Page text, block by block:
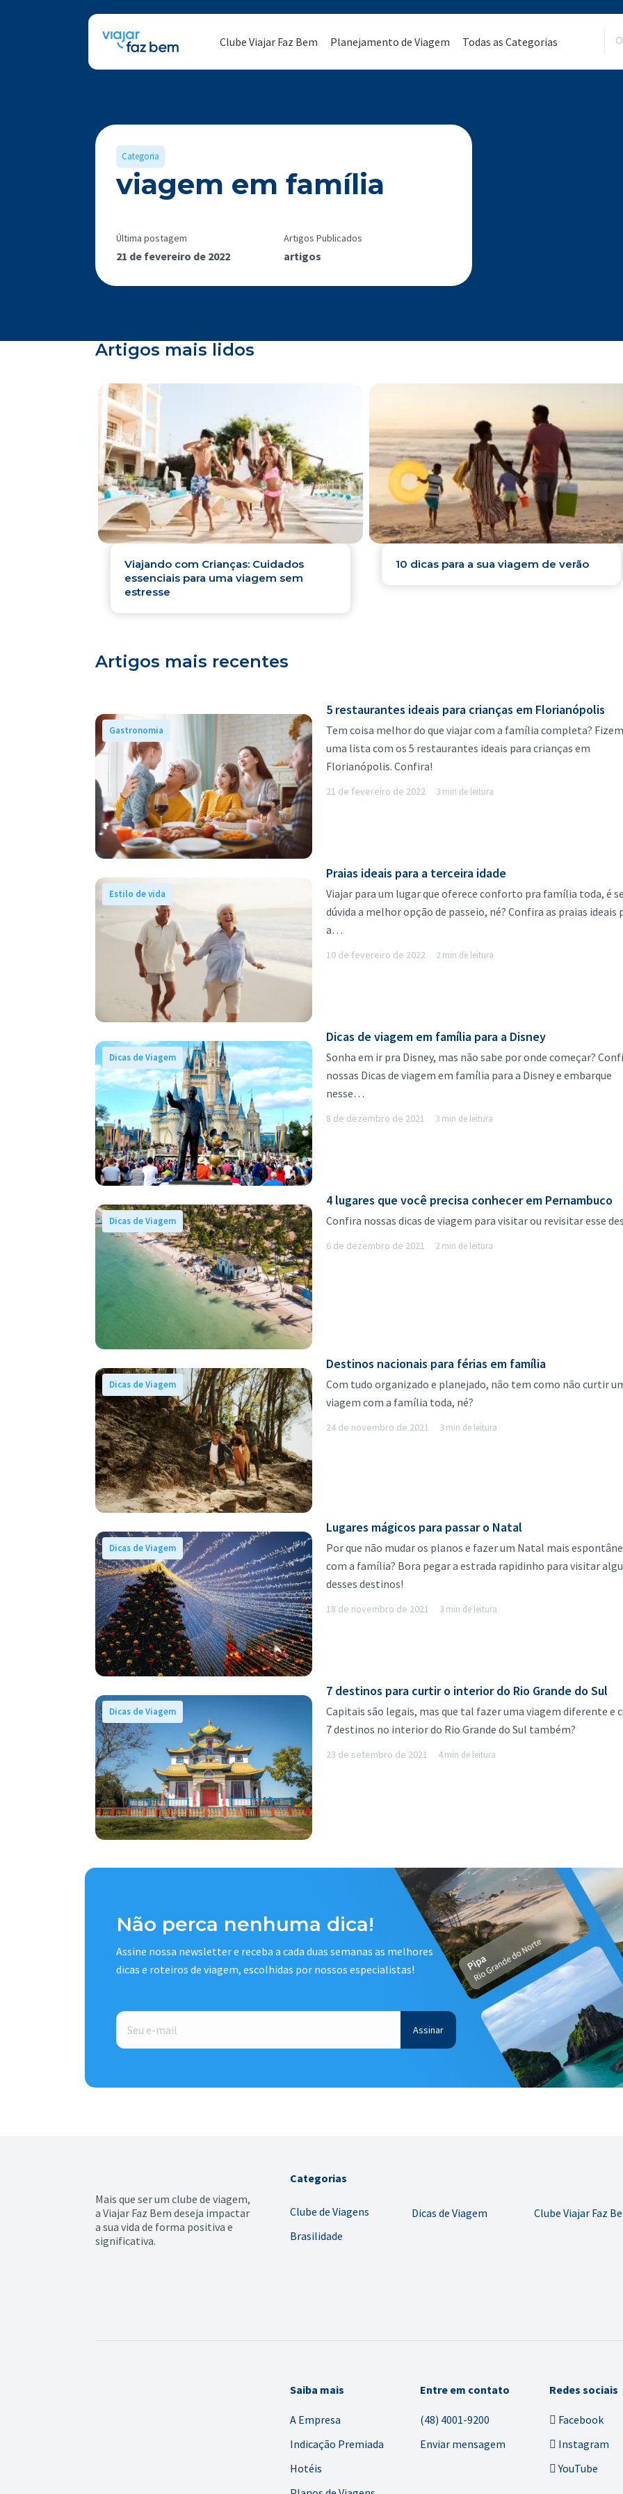
Clube Viajar Faz Bem Planejamento de Viagem Todas as Categorias
Categoria
viagem em família
Última postagem
21 de fevereiro de 2022
Artigos Publicados
artigos
Artigos mais lidos
Viajando com Crianças: Cuidados
essenciais para uma viagem sem
estresse
10 dicas para a sua viagem de verão
Artigos mais recentes
Gastronomia
5 restaurantes ideais para crianças em Florianópolis
21 de fevereiro de 2022 3 min de leitura
Tem coisa melhor do que viajar com a família completa?
uma lista com os 5 restaurantes ideais para crianças em
Florianópolis. Confira!
Estilo de vida
Praias ideais para a terceira idade
10 de fevereiro de 2022 2 min de leitura
Viajar para um lugar que oferece conforto pra família toda, é
dúvida a melhor opção de passeio, né? Confira as praias ideais
a…
Dicas de Viagem
Dicas de viagem em família para a Disney
8 de dezembro de 2021 3 min de leitura
Sonha em ir pra Disney, mas não sabe por onde começar?
nossas Dicas de viagem em família para a Disney e embarque
nesse…
Dicas de Viagem
4 lugares que você precisa conhecer em Pernambuco
6 de dezembro de 2021 2 min de leitura
Confira nossas dicas de viagem para visitar ou revisitar esse
Dicas de Viagem
Destinos nacionais para férias em família
24 de novembro de 2021 3 min de leitura
Com tudo organizado e planejado, não tem como não curtir
viagem com a família toda, né?
Dicas de Viagem
Lugares mágicos para passar o Natal
18 de novembro de 2021 3 min de leitura
Por que não mudar os planos e fazer um Natal mais
com a família? Bora pegar a estrada rapidinho para visitar
desses destinos!
Dicas de Viagem
7 destinos para curtir o interior do Rio Grande do Sul
23 de setembro de 2021 4 min de leitura
Capitais são legais, mas que tal fazer uma viagem diferente e
7 destinos no interior do Rio Grande do Sul também?
Não perca nenhuma dica!
Assine nossa newsletter e receba a cada duas semanas as melhores
dicas e roteiros de viagem, escolhidas por nossos especialistas!
E-
mail
Mais que ser um clube de viagem,
a Viajar Faz Bem deseja impactar
a sua vida de forma positiva e
significativa.
Categorias
Clube de Viagens
Brasilidade
Dicas de Viagem Clube Viajar Faz
Saiba mais
A Empresa
Indicação Premiada
Hotéis
Entre em contato
(48) 4001-9200
Enviar mensagem
Redes sociais
Facebook
Instagram
YouTube